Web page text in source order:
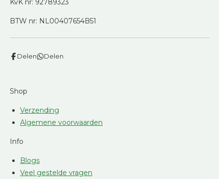
KvK nr: 92789323
BTW nr: NL00407654B51
Delen Delen
Shop
Verzending
Algemene voorwaarden
Info
Blogs
Veel gestelde vragen